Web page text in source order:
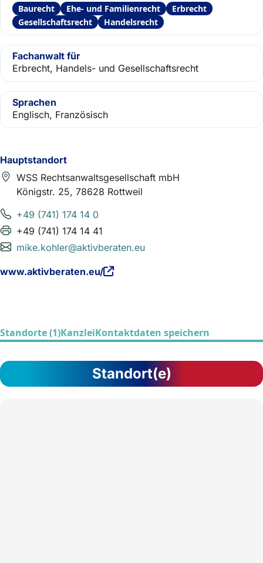
Hauptstandort
WSS Rechtsanwaltsgesellschaft mbH
Königstr. 25, 78628 Rottweil
+49 (741) 174 14 0
+49 (741) 174 14 41
mike.kohler@aktivberaten.eu
www.aktivberaten.eu/
Baurecht Ehe- und Familienrecht
Erbrecht
Gesellschaftsrecht
Handelsrecht
Fachanwalt für
Erbrecht, Handels- und Gesellschaftsrecht
Sprachen
Englisch, Französisch
Standorte (1)KanzleiKontaktdaten speichern
Standort(e)